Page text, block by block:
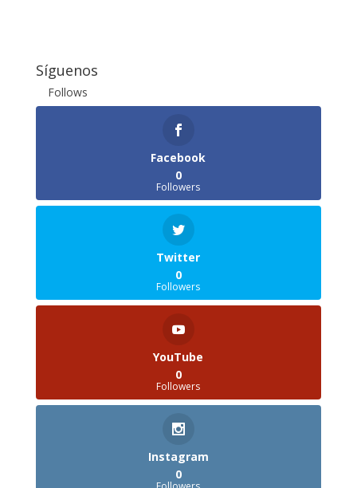
Síguenos
Follows
Facebook
0
Followers
Twitter
0
Followers
YouTube
0
Followers
Instagram
0